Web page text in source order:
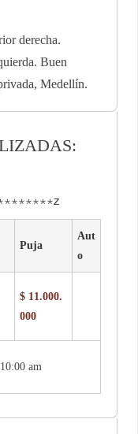
derecha.
Buen
Medellín.
Puja
Aut
o
$ 11.000.
000
am